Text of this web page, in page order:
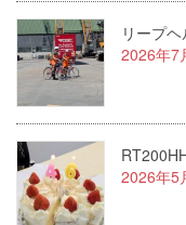
リープ
2026年7
2026年5